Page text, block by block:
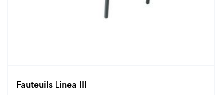
Fauteuils Linea III